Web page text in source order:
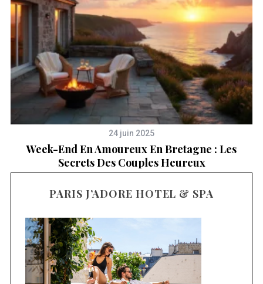
24 juin 2025
Week-End En Amoureux En Bretagne : Les
Secrets Des Couples Heureux
PARIS J’ADORE HOTEL & SPA